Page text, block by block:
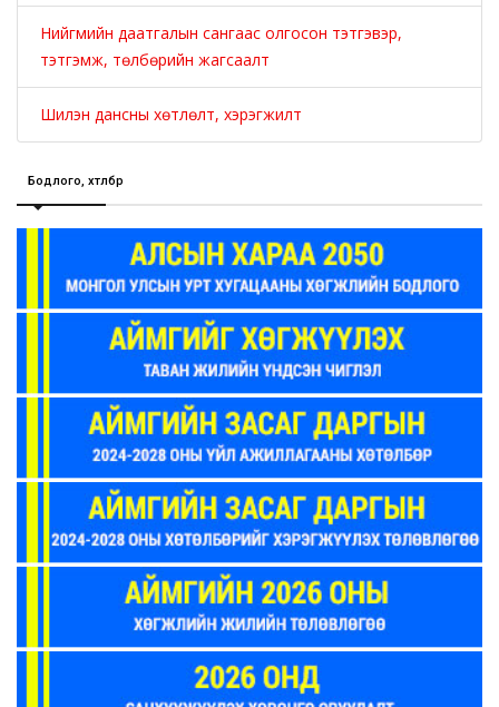
Нийгмийн даатгалын сангаас олгосон тэтгэвэр,
тэтгэмж, төлбөрийн жагсаалт
Шилэн дансны хөтлөлт, хэрэгжилт
Бодлого, хөтөлбөр